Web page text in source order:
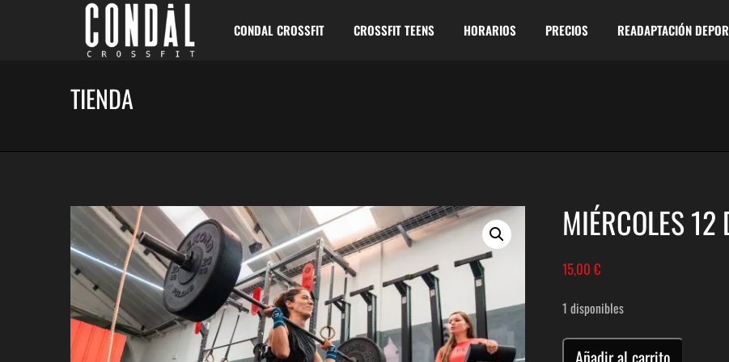
CONDAL CROSSFIT CROSSFIT TEENS HORARIOS PRECIOS READAPTACIÓN
TIENDA
MIÉRCOLES
15,00€
1 disponibles
METCON
Añadir al carrito